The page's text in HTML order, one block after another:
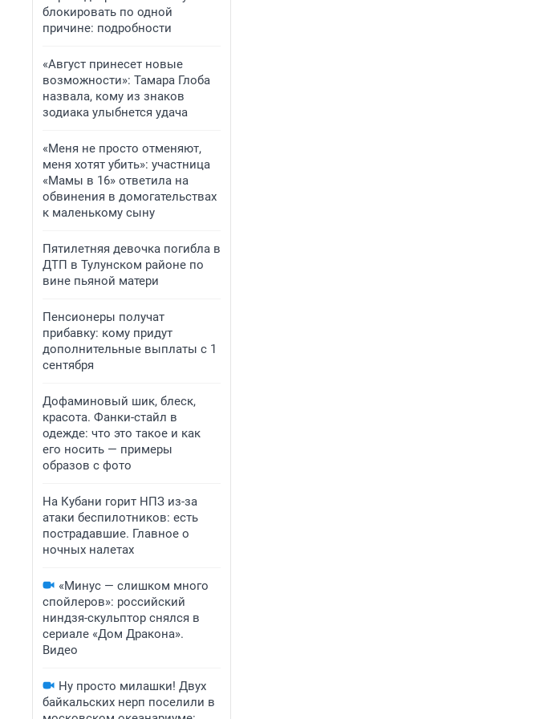
блокировать по одной
причине: подробности
«Август принесет новые
возможности»: Тамара Глоба
назвала, кому из знаков
зодиака улыбнется удача
«Меня не просто отменяют,
меня хотят убить»: участница
«Мамы в 16» ответила на
обвинения в домогательствах
к маленькому сыну
Пятилетняя девочка погибла в
ДТП в Тулунском районе по
вине пьяной матери
Пенсионеры получат
прибавку: кому придут
дополнительные выплаты с 1
сентября
Дофаминовый шик, блеск,
красота. Фанки-стайл в
одежде: что это такое и как
его носить — примеры
образов с фото
На Кубани горит НПЗ из-за
атаки беспилотников: есть
пострадавшие. Главное о
ночных налетах
«Минус — слишком много
спойлеров»: российский
ниндзя-скульптор снялся в
сериале «Дом Дракона».
Видео
Ну просто милашки! Двух
байкальских нерп поселили в